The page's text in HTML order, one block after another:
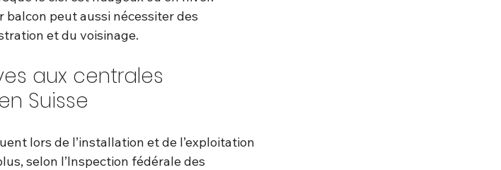
balcon peut aussi nécessiter des
et du voisinage.
aux centrales
Suisse
lors de l’installation et de l’exploitation
selon l’Inspection fédérale des